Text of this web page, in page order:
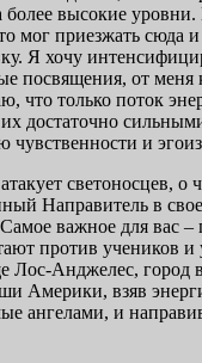
более высокие
мог приезжать сюда
Я хочу
посвящения, от меня
что только поток
достаточно
чувственности и
светоносцев, о
Направитель в
важное для вас –
против учеников и
Лос-Анджелес, город
Америки, взяв
ангелами, и